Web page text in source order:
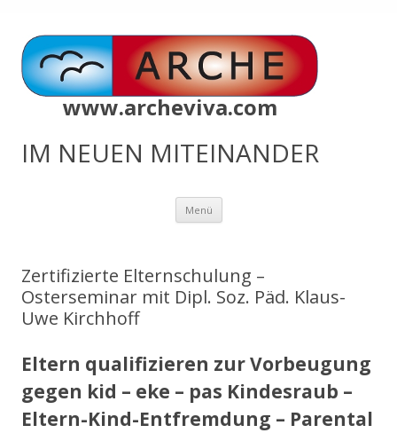
www.archeviva.com
IM NEUEN MITEINANDER
Menü Zum
springen
Zertifizierte Elternschulung –
Osterseminar mit Dipl. Soz. Päd. Klaus-
Uwe Kirchhoff
Eltern qualifizieren zur Vorbeugung
gegen kid – eke – pas Kindesraub –
Eltern-Kind-Entfremdung – Parental